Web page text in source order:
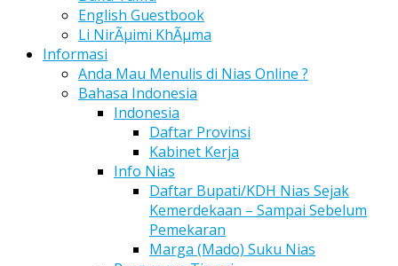
English Guestbook
Li NirÃµimi KhÃµma
Informasi
Anda Mau Menulis di Nias Online ?
Bahasa Indonesia
Indonesia
Daftar Provinsi
Kabinet Kerja
Info Nias
Daftar Bupati/KDH Nias Sejak
Kemerdekaan – Sampai Sebelum
Pemekaran
Marga (Mado) Suku Nias